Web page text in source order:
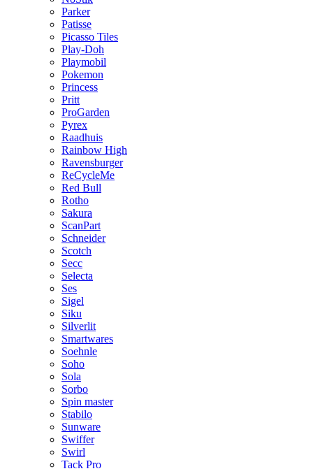
Parker
Patisse
Picasso Tiles
Play-Doh
Playmobil
Pokemon
Princess
Pritt
ProGarden
Pyrex
Raadhuis
Rainbow High
Ravensburger
ReCycleMe
Red Bull
Rotho
Sakura
ScanPart
Schneider
Scotch
Secc
Selecta
Ses
Sigel
Siku
Silverlit
Smartwares
Soehnle
Soho
Sola
Sorbo
Spin master
Stabilo
Sunware
Swiffer
Swirl
Tack Pro